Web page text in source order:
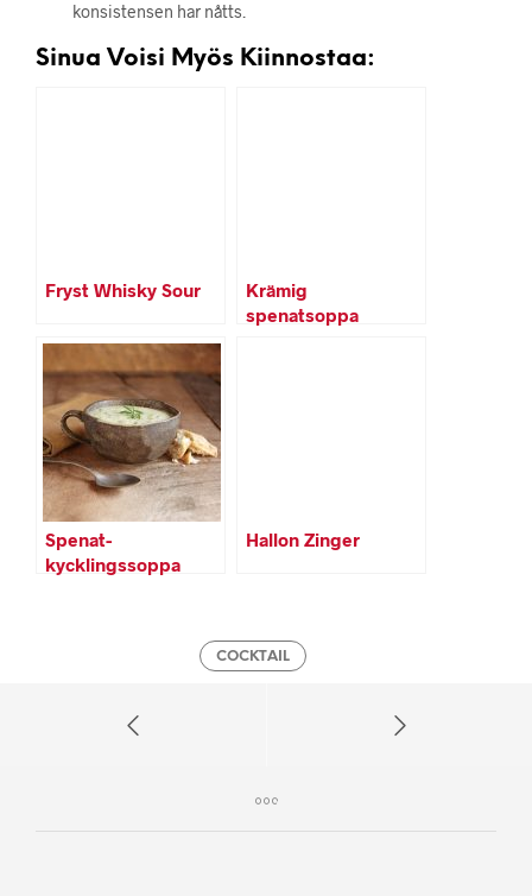
konsistensen har nåtts.
Sinua Voisi Myös Kiinnostaa:
Fryst Whisky Sour
Krämig
spenatsoppa
Spenat-
kycklingssoppa
Hallon Zinger
COCKTAIL